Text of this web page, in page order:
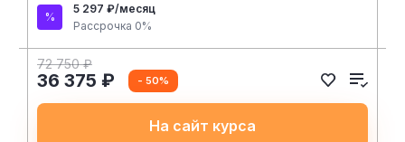
5 297 ₽/месяц
Рассрочка 0%
72 750 ₽
36 375 ₽ - 50%
На сайт курса